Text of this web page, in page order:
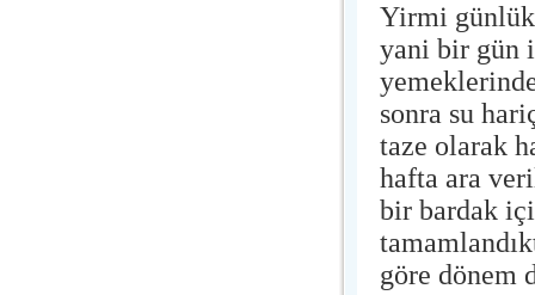
Yirmi günlük
yani bir gün
sonra su
taze olarak
hafta ara
bir bardak
göre dönem